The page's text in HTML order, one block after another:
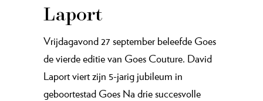
Laport
Vrijdagavond 27 september beleefde Goes
de vierde editie van Goes Couture. David
Laport viert zijn 5-jarig jubileum in
geboortestad Goes Na drie succesvolle